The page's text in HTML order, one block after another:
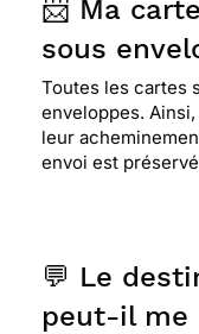
📨 Ma
sous
Toutes les cartes
enveloppes.
leur
envoi est
💬 Le
peut-il me